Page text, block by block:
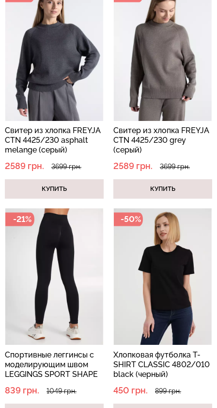
Свитер из хлопка FREYJA
CTN 4425/230 asphalt
melange (серый)
2589 грн. 3699 грн.
КУПИТЬ
Свитер из хлопка FREYJA
CTN 4425/230 grey
(серый)
2589 грн. 3699 грн.
КУПИТЬ
-21%
Спортивные леггинсы с
моделирующим швом
LEGGINGS SPORT SHAPE
839 грн. 1049 грн.
-50%
Хлопковая футболка T-
SHIRT CLASSIC 4802/010
black (черный)
450 грн. 899 грн.
Бесшовные стринги
STRING BRIEFS (черный)
Giulia
179 грн.299 грн.
Бесшовный топ с легкой
коррекцией BRA
SHAPEWEAR nude
(бежевый) Giulia
489 грн. 699 грн.
Велосипедки с пуш-ап
эффектом бесшовные
TRACKS SHAPE black
(черный) Giulia
519 грн.649 грн.
Бесшовные трусы
хипстеры HIPSTER BRIEFS
(бежевый) Giulia
230 грн.329 грн.